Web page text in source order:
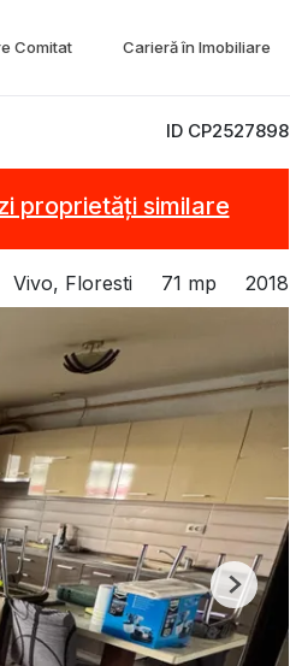
Comitat Carieră în Imobiliare
ID CP2527898
proprietăți similare
Vivo, Floresti 71 mp 2018
Next